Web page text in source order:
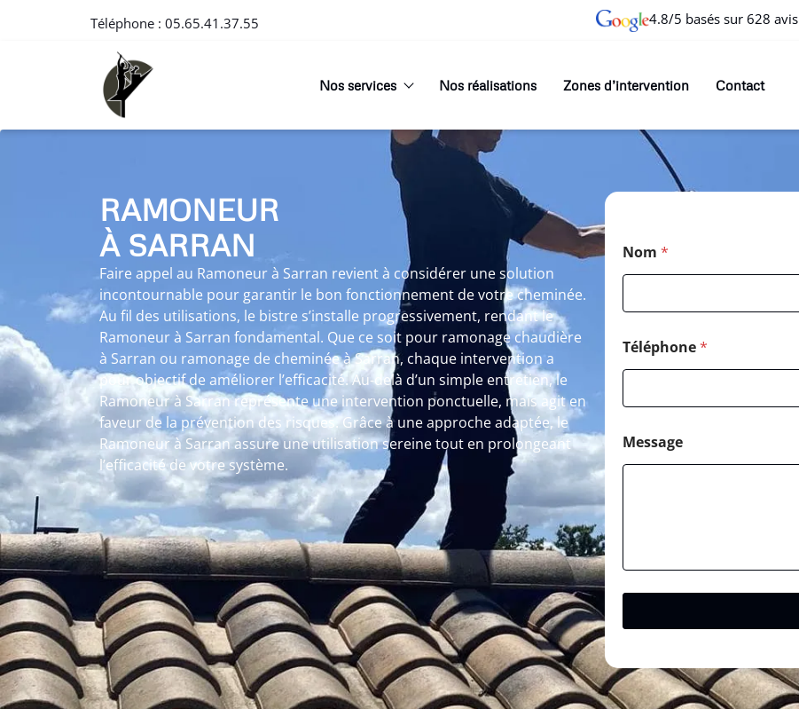
Téléphone : 05.65.41.37.55 4.8/5 basés sur 628 avis
Nos services Nos réalisations Zones d’intervention Contact
RAMONEUR
À SARRAN
Faire appel au Ramoneur à Sarran revient à considérer une solution
incontournable pour garantir le bon fonctionnement de votre cheminée.
Au fil des utilisations, le bistre s’installe progressivement, rendant le
Ramoneur à Sarran fondamental. Que ce soit pour ramonage chaudière
à Sarran ou ramonage de cheminée à Sarran, chaque intervention a
pour objectif de améliorer l’efficacité. Au-delà d’un simple entretien, le
Ramoneur à Sarran représente une intervention ponctuelle, mais agit en
faveur de la prévention des risques. Grâce à une approche adaptée, le
Ramoneur à Sarran assure une utilisation sereine tout en prolongeant
l’efficacité de votre système.
E
-
a
l
E
-
a
l
Nom *
Téléphone*
Message